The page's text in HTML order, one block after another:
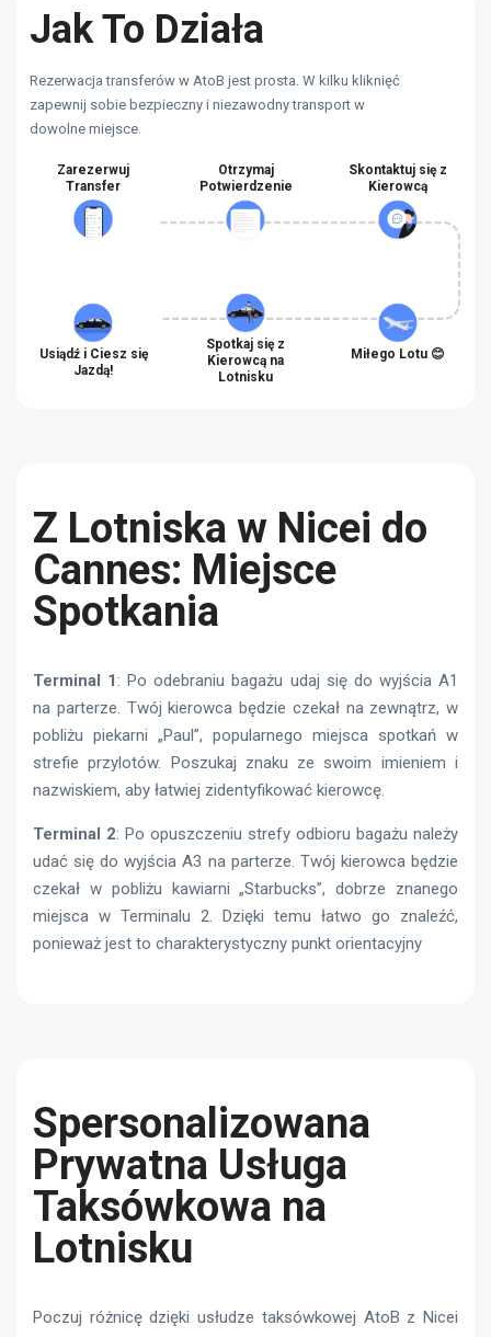
Jak To Działa
Rezerwacja transferów w AtoB jest prosta. W kilku kliknięć
zapewnij sobie bezpieczny i niezawodny transport w
dowolne miejsce.
Zarezerwuj
Transfer
Otrzymaj
Potwierdzenie
Skontaktuj się z
Kierowcą
Usiądź i Ciesz się
Jazdą!
Spotkaj się z
Kierowcą na
Lotnisku
Miłego Lotu 😊
Z Lotniska w Nicei do
Cannes: Miejsce
Spotkania
Terminal 1 : Po odebraniu bagażu udaj się do wyjścia A1
na parterze. Twój kierowca będzie czekał na zewnątrz, w
pobliżu piekarni „Paul”, popularnego miejsca spotkań w
strefie przylotów. Poszukaj znaku ze swoim imieniem i
nazwiskiem, aby łatwiej zidentyfikować kierowcę.
Terminal 2: Po opuszczeniu strefy odbioru bagażu należy
udać się do wyjścia A3 na parterze. Twój kierowca będzie
czekał w pobliżu kawiarni „Starbucks”, dobrze znanego
miejsca w Terminalu 2. Dzięki temu łatwo go znaleźć,
ponieważ jest to charakterystyczny punkt orientacyjny
Spersonalizowana
Prywatna Usługa
Taksówkowa na
Lotnisku
Poczuj różnicę dzięki usłudze taksówkowej AtoB z Nicei